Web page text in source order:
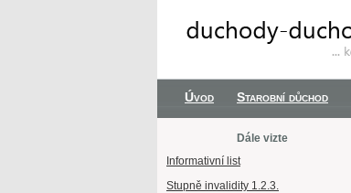
Úvod Starobní důchod
Dále vizte
Informativní list
Stupně invalidity 1.2.3.